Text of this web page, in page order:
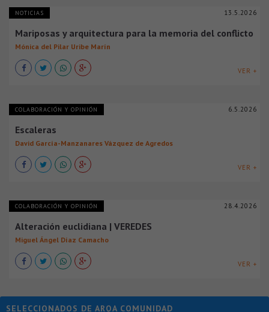
NOTICIAS 13.5.2026
Mariposas y arquitectura para la memoria del conflicto
Mónica del Pilar Uribe Marín
VER +
COLABORACIÓN Y OPINIÓN 6.5.2026
Escaleras
David García-Manzanares Vázquez de Agredos
VER +
COLABORACIÓN Y OPINIÓN 28.4.2026
Alteración euclidiana | VEREDES
Miguel Ángel Díaz Camacho
VER +
SELECCIONADOS DE ARQA COMUNIDAD